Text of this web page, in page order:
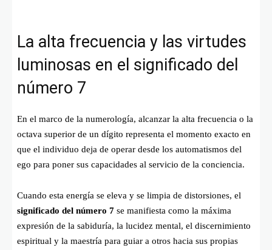
La alta frecuencia y las virtudes
luminosas en el significado del
número 7
En el marco de la numerología, alcanzar la alta frecuencia o la
octava superior de un dígito representa el momento exacto en
que el individuo deja de operar desde los automatismos del
ego para poner sus capacidades al servicio de la conciencia.
Cuando esta energía se eleva y se limpia de distorsiones, el
significado del número 7 se manifiesta como la máxima
expresión de la sabiduría, la lucidez mental, el discernimiento
espiritual y la maestría para guiar a otros hacia sus propias